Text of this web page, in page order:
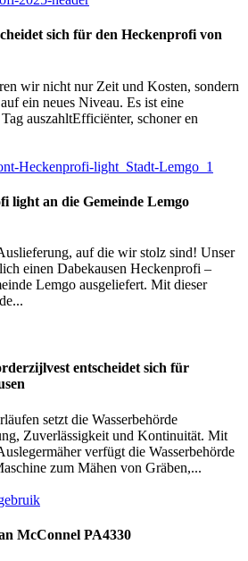
sich für den Heckenprofi von
wir nicht nur Zeit und Kosten, sondern
ein neues Niveau. Es ist eine
auszahltEfficiënter, schoner en
light an die Gemeinde Lemgo
auf die wir stolz sind! Unser
einen Dabekausen Heckenprofi –
Lemgo ausgeliefert. Mit dieser
entscheidet sich für
setzt die Wasserbehörde
Zuverlässigkeit und Kontinuität. Mit
verfügt die Wasserbehörde
zum Mähen von Gräben,...
McConnel PA4330